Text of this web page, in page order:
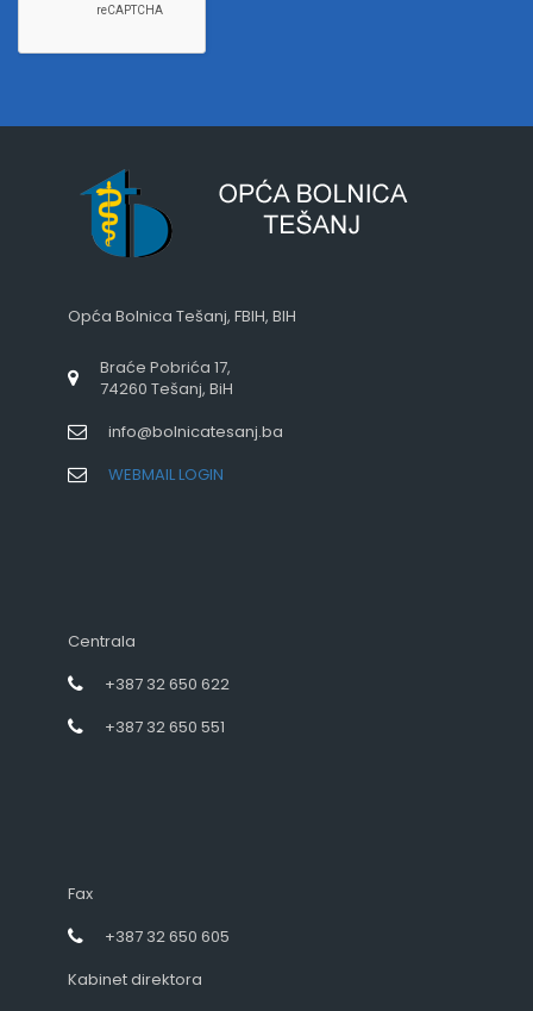
Opća Bolnica Tešanj, FBIH, BIH
Braće Pobrića 17,
74260 Tešanj, BiH
info@bolnicatesanj.ba
WEBMAIL LOGIN
Centrala
+387 32 650 622
+387 32 650 551
Fax
+387 32 650 605
Kabinet direktora